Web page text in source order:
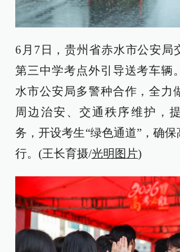
6月7日，贵州省赤水市公安局
第三中学考点外引导送考车辆
水市公安局多警种合作，全力
周边治安、交通秩序维护，
务，开设考生“绿色通道”，确
行。(王长育摄/光明图片)